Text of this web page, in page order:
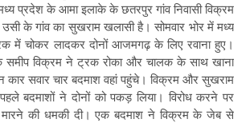
प्रदेश के आमा इलाके के छतरपुर गांव निवासी विक्रम
के गांव का सुखराम खलासी है। सोमवार भोर में मध्य
में चोकर लादकर दोनों आजमगढ़ के लिए रवाना हुए।
समीप विक्रम ने ट्रक रोका और चालक के साथ खाना
कार सवार चार बदमाश वहां पहुंचे। विक्रम और सुखराम
बदमाशों ने दोनों को पकड़ लिया। विरोध करने पर
मारने की धमकी दी। एक बदमाश ने विक्रम के जेब से